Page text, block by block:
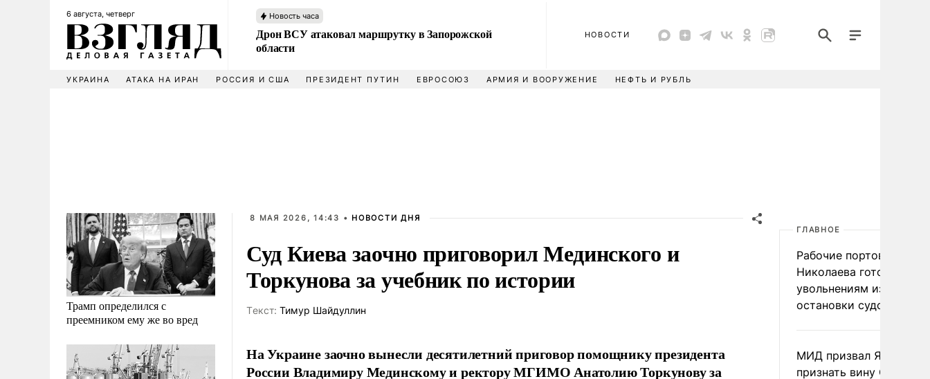
6 августа, четверг Новость часа
Дрон ВСУ атаковал маршрутку в Запорожской
области
НОВОСТИ
УКРАИНА АТАКА НА ИРАН РОССИЯ И США ПРЕЗИДЕНТ ПУТИН ЕВРОСОЮЗ АРМИЯ И ВООРУЖЕНИЕ НЕФТЬ И РУБЛЬ
Трамп определился с
преемником ему же во вред
8 МАЯ 2026, 14:43 • НОВОСТИ ДНЯ
Суд Киева заочно приговорил Мединского и
Торкунова за учебник по истории
Tекст: Тимур Шайдуллин
На Украине заочно вынесли десятилетний приговор помощнику президента
России Владимиру Мединскому и ректору МГИМО Анатолию Торкунову за
ГЛАВНОЕ
Рабочие портов
Николаева готовятся к
увольнениям из-за
остановки судоходства
МИД призвал Японию
признать вину США за